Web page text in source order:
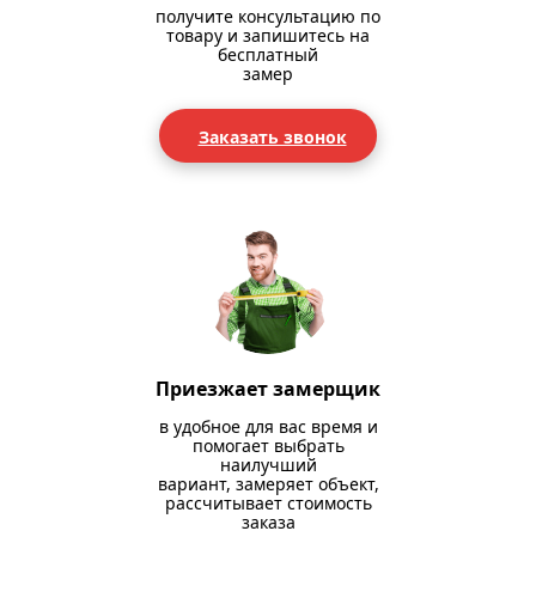
получите консультацию по
товару и запишитесь на
бесплатный
замер
Заказать звонок
Приезжает замерщик
в удобное для вас время и
помогает выбрать
наилучший
вариант, замеряет объект,
рассчитывает стоимость
заказа